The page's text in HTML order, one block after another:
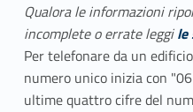
Qualora le informazioni
incomplete o errate leggile
Per telefonare da un
numero unico inizia con
ultime quattro cifre del